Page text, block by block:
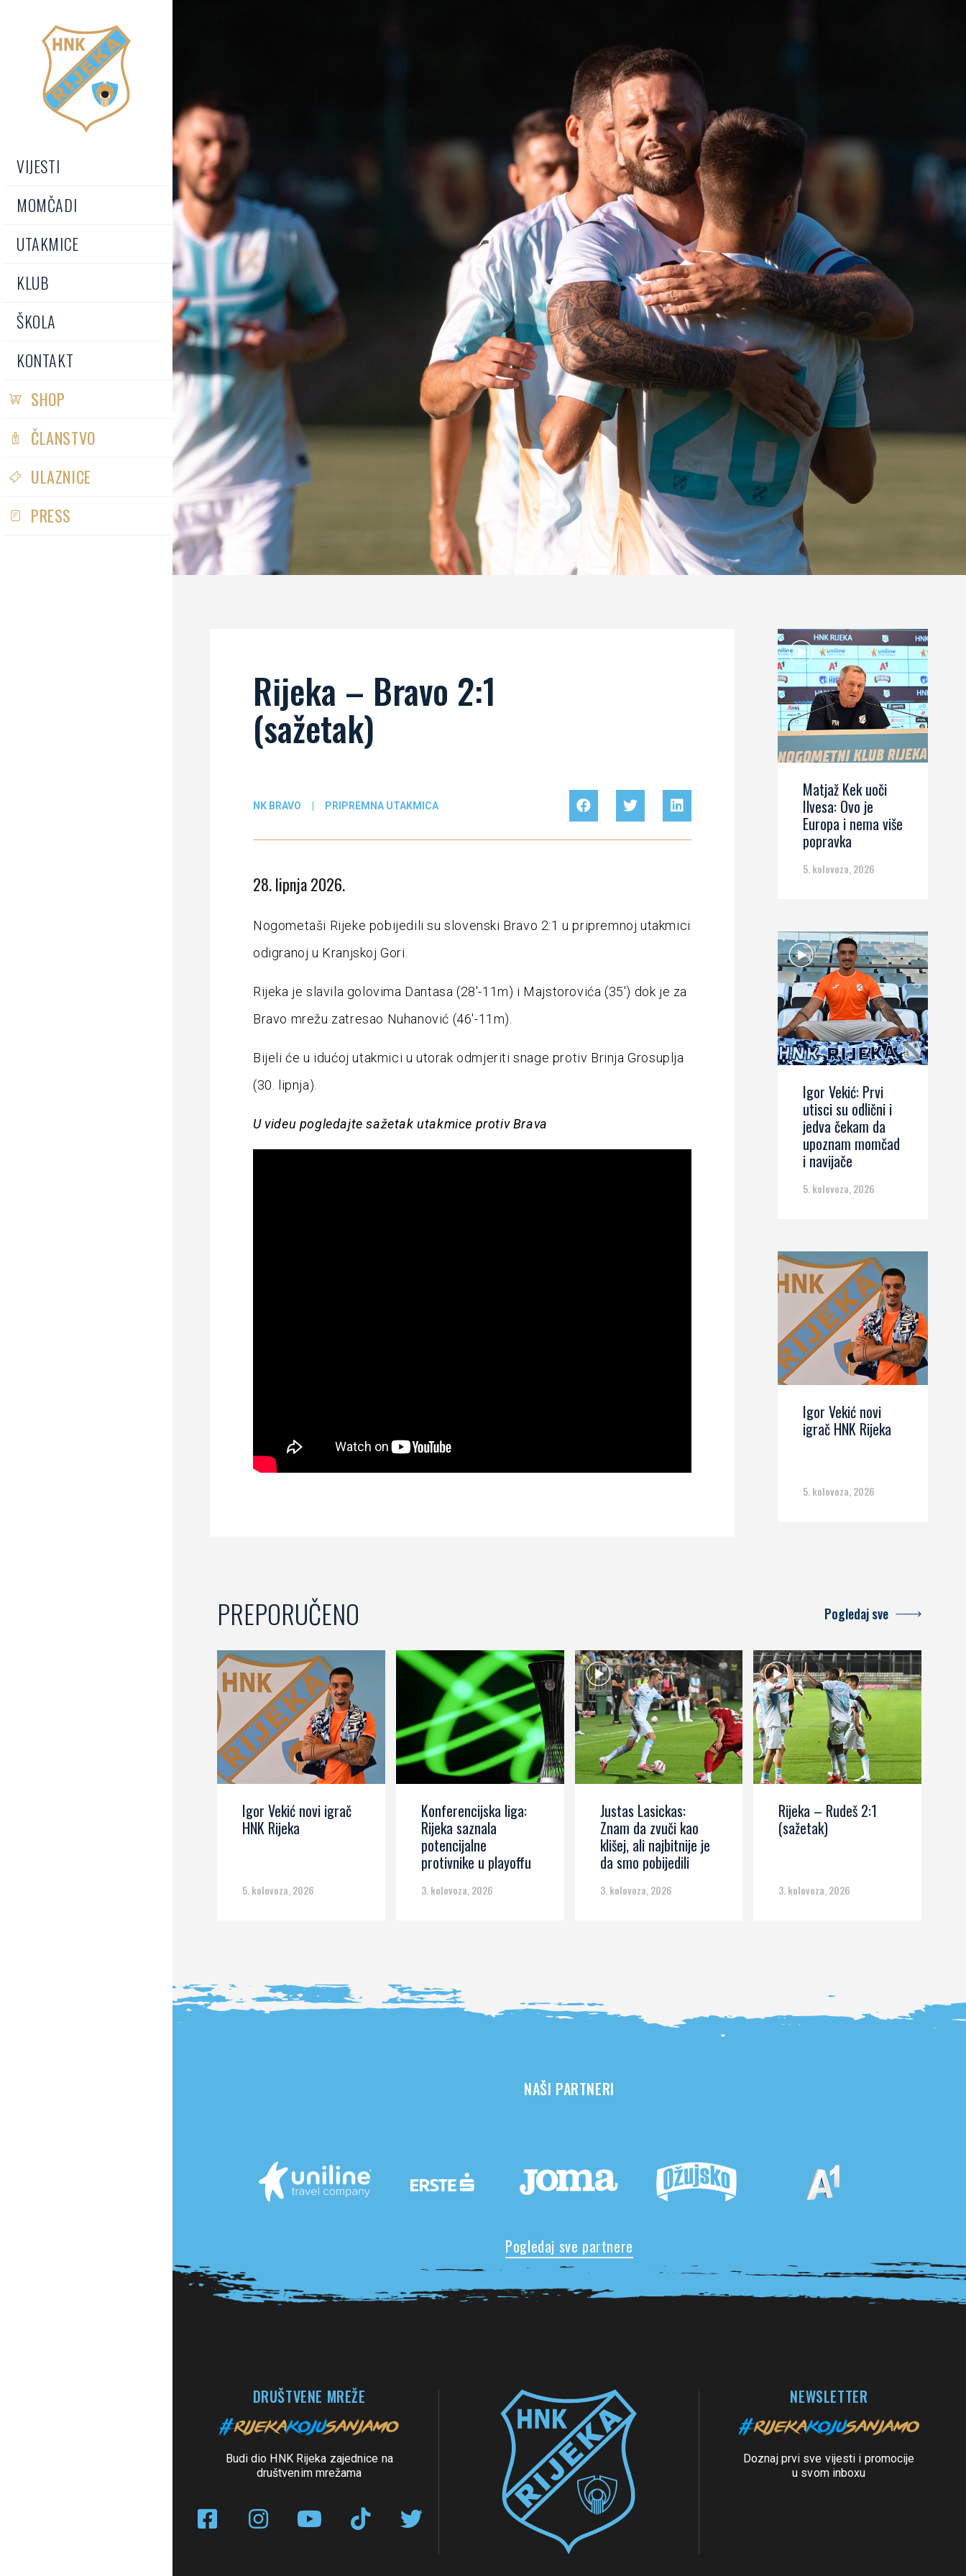
VIJESTI
MOMČADI
UTAKMICE
KLUB
ŠKOLA
KONTAKT
SHOP
ČLANSTVO
ULAZNICE
PRESS
Rijeka – Bravo 2:1
(sažetak)
NK BRAVO PRIPREMNA UTAKMICA
28. lipnja 2026.
Nogometaši Rijeke pobijedili su slovenski Bravo 2:1 u pripremnoj utakmici
odigranoj u Kranjskoj Gori.
Rijeka je slavila golovima Dantasa (28′-11m) i Majstorovića (35′) dok je za
Bravo mrežu zatresao Nuhanović (46′-11m).
Bijeli će u idućoj utakmici u utorak odmjeriti snage protiv Brinja Grosuplja
(30. lipnja).
U videu pogledajte sažetak utakmice protiv Brava
Matjaž Kek uoči
Ilvesa: Ovo je
Europa i nema više
popravka
5. kolovoza, 2026
Igor Vekić: Prvi
utisci su odlični i
jedva čekam da
upoznam momčad
i navijače
5. kolovoza, 2026
Igor Vekić novi
igrač HNK Rijeka
5. kolovoza, 2026
PREPORUČENO Pogledaj sve
Igor Vekić novi igrač
HNK Rijeka
5. kolovoza, 2026
Konferencijska liga:
Rijeka saznala
potencijalne
protivnike u playoffu
3. kolovoza, 2026
Justas Lasickas:
Znam da zvuči kao
klišej, ali najbitnije je
da smo pobijedili
3. kolovoza, 2026
Rijeka – Rudeš 2:1
(sažetak)
3. kolovoza, 2026
NAŠI PARTNERI
Pogledaj sve partnere
DRUŠTVENE MREŽE
Budi dio HNK Rijeka zajednice na
društvenim mrežama
NEWSLETTER
Doznaj prvi sve vijesti i promocije
u svom inboxu